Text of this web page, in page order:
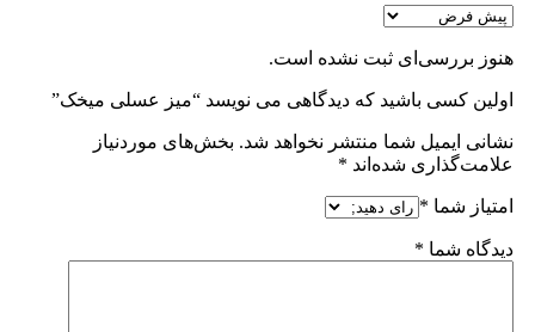
هنوز بررسی‌ای ثبت نشده است.
اولین کسی باشید که دیدگاهی می نویسد “میز عسلی میخک”
نشانی ایمیل شما منتشر نخواهد شد. بخش‌های موردنیاز
علامت‌گذاری شده‌اند *
امتیاز شما *
دیدگاه شما *